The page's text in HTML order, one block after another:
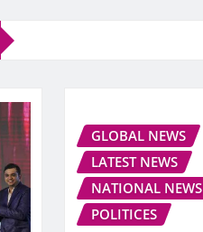
GLOBAL NEWS
LATEST NEWS
NATIONAL NEWS
POLITICES